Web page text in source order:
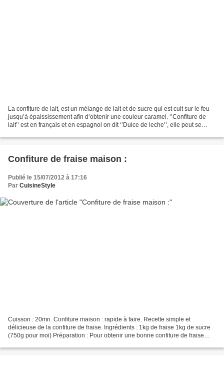
La confiture de lait, est un mélange de lait et de sucre qui est cuit sur le feu
jusqu’à épaississement afin d’obtenir une couleur caramel. ‘’Confiture de
lait’’ est en français et en espagnol on dit ‘’Dulce de leche’’, elle peut se
Confiture de fraise maison :
Publié le 15/07/2012 à 17:16
Par CuisineStyle
Cuisson : 20mn. Confiture maison : rapide à faire. Recette simple et
délicieuse de la confiture de fraise. Ingrédients : 1kg de fraise 1kg de sucre
(750g pour moi) Préparation : Pour obtenir une bonne confiture de fraise